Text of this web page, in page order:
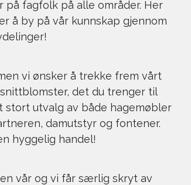
fagfolk på alle områder. Her
å by på vår kunnskap gjennom
vi ønsker å trekke frem vårt
det du trenger til
stort utvalg av både hagemøbler
damutstyr og fontener.
hyggelig handel!
vår og vi får særlig skryt av